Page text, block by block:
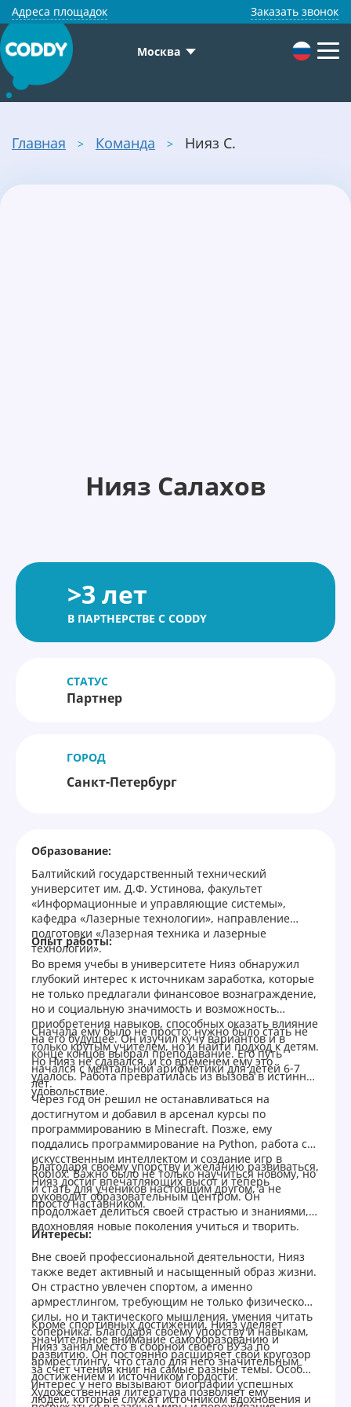
Адреса площадок Заказать звонок
Москва
Главная Команда Нияз С.
Нияз Салахов
>3 лет
В ПАРТНЕРСТВЕ С CODDY
СТАТУС
Партнер
ГОРОД
Санкт-Петербург
Образование:
Балтийский государственный технический
университет им. Д.Ф. Устинова, факультет
«Информационные и управляющие системы»,
кафедра «Лазерные технологии», направление
подготовки «Лазерная техника и лазерные
технологии».
Опыт работы:
Во время учебы в университете Нияз обнаружил
глубокий интерес к источникам заработка, которые
не только предлагали финансовое вознаграждение,
но и социальную значимость и возможность
приобретения навыков, способных оказать влияние
на его будущее. Он изучил кучу вариантов и в
конце концов выбрал преподавание. Его путь
начался с ментальной арифметики для детей 6-7
лет.
Сначала ему было не просто: нужно было стать не
только крутым учителем, но и найти подход к детям.
Но Нияз не сдавался, и со временем ему это
удалось. Работа превратилась из вызова в истинное
удовольствие.
Через год он решил не останавливаться на
достигнутом и добавил в арсенал курсы по
программированию в Minecraft. Позже, ему
поддались программирование на Python, работа с
искусственным интеллектом и создание игр в
Roblox. Важно было не только научиться новому, но
и стать для учеников настоящим другом, а не
просто наставником.
Благодаря своему упорству и желанию развиваться,
Нияз достиг впечатляющих высот и теперь
руководит образовательным центром. Он
продолжает делиться своей страстью и знаниями,
вдохновляя новые поколения учиться и творить.
Интересы:
Вне своей профессиональной деятельности, Нияз
также ведет активный и насыщенный образ жизни.
Он страстно увлечен спортом, а именно
армрестлингом, требующим не только физической
силы, но и тактического мышления, умения читать
соперника. Благодаря своему упорству и навыкам,
Нияз занял место в сборной своего ВУЗа по
армрестлингу, что стало для него значительным
достижением и источником гордости.
Кроме спортивных достижений, Нияз уделяет
значительное внимание самообразованию и
развитию. Он постоянно расширяет свой кругозор
за счет чтения книг на самые разные темы. Особый
интерес у него вызывают биографии успешных
людей, которые служат источником вдохновения и
Художественная литература позволяет ему